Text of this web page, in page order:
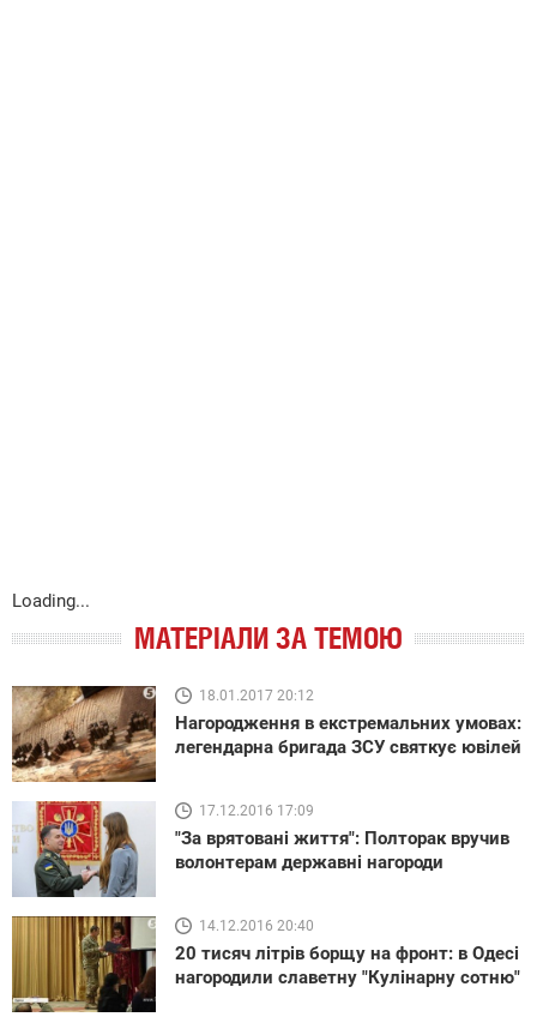
Loading...
МАТЕРІАЛИ ЗА ТЕМОЮ
18.01.2017 20:12
Нагородження в екстремальних умовах:
легендарна бригада ЗСУ святкує ювілей
17.12.2016 17:09
"За врятовані життя": Полторак вручив
волонтерам державні нагороди
14.12.2016 20:40
20 тисяч літрів борщу на фронт: в Одесі
нагородили славетну "Кулінарну сотню"